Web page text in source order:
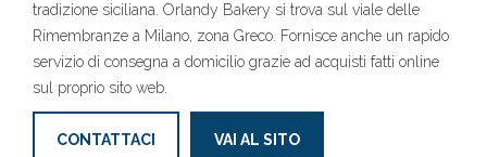
tradizione siciliana. Orlandy Bakery si trova sul viale delle
Rimembranze a Milano, zona Greco. Fornisce anche un rapido
servizio di consegna a domicilio grazie ad acquisti fatti online
sul proprio sito web.
CONTATTACI VAI AL SITO